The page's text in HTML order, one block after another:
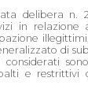
delibera n.
in
di
considerati
e restrittivi